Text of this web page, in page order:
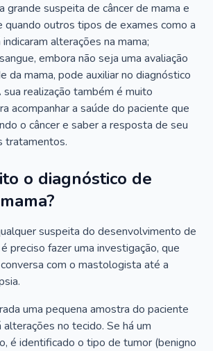
grande suspeita de câncer de mama e
quando outros tipos de exames como a
alterações na mama;
embora não seja uma avaliação
da mama, pode auxiliar no diagnóstico
realização também é muito
acompanhar a saúde do paciente que
o câncer e saber a resposta de seu
tratamentos.
o diagnóstico de
suspeita do desenvolvimento de
preciso fazer uma investigação, que
com o mastologista até a
uma pequena amostra do paciente
alterações no tecido. Se há um
é identificado o tipo de tumor (benigno